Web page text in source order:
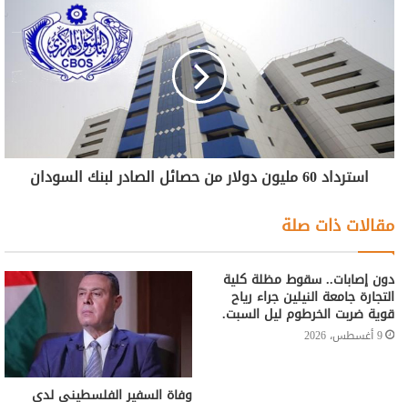
استرداد 60 مليون دولار من حصائل الصادر لبنك السودان
مقالات ذات صلة
دون إصابات.. سقوط مظلة كلية
التجارة جامعة النيلين جراء رياح
قوية ضربت الخرطوم ليل السبت.
9 أغسطس، 2026
وفاة السفير الفلسطيني لدى